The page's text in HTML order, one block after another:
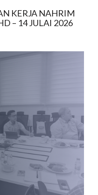
KERJA NAHRIM
– 14 JULAI 2026